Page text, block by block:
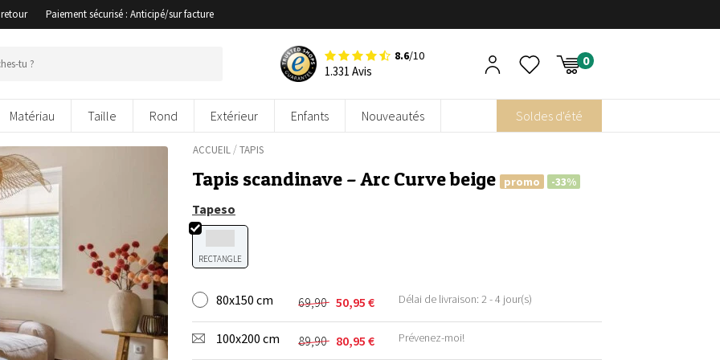
Paiement sécurisé : Anticipé/sur facture
8.6/10
1.331 Avis
Matériau Taille Rond Extérieur Enfants Nouveautés Soldes d'été
ACCUEIL/TAPIS
Tapis scandinave – Arc Curve beige promo -33%
Tapeso
RECTANGLE
80x150 cm 69,90
Le
prix
initial
50,95 €
Le
prix
actuel
Délai de livraison: 2 - 4 jour(s)
100x200 cm 89,90
Le 80,95 €
Le Prévenez-moi!